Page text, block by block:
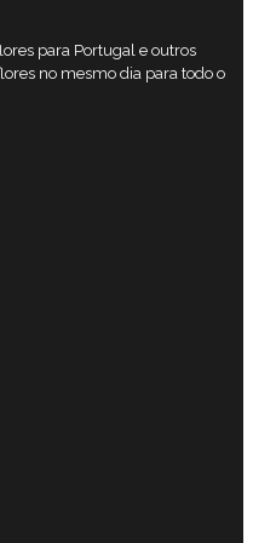
para Portugal e outros
no mesmo dia para todo o